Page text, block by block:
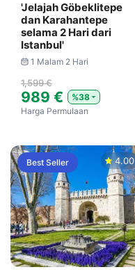
'Jelajah Göbeklitepe
dan Karahantepe
selama 2 Hari dari
Istanbul'
1 Malam 2 Hari
1,599 €
989 €
%38
Harga Permulaan
Best Seller 4.00